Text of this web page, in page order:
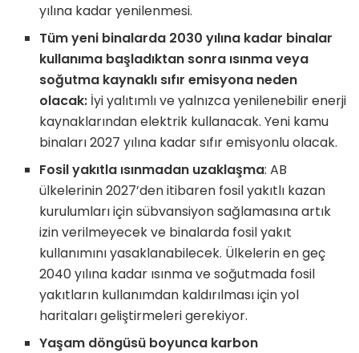
yılına kadar yenilenmesi.
Tüm yeni binalarda 2030 yılına kadar binalar
kullanıma başladıktan sonra ısınma veya
soğutma kaynaklı sıfır emisyona neden
olacak: İyi yalıtımlı ve yalnızca yenilenebilir enerji
kaynaklarından elektrik kullanacak. Yeni kamu
binaları 2027 yılına kadar sıfır emisyonlu olacak.
Fosil yakıtla ısınmadan uzaklaşma: AB
ülkelerinin 2027’den itibaren fosil yakıtlı kazan
kurulumları için sübvansiyon sağlamasına artık
izin verilmeyecek ve binalarda fosil yakıt
kullanımını yasaklanabilecek. Ülkelerin en geç
2040 yılına kadar ısınma ve soğutmada fosil
yakıtların kullanımdan kaldırılması için yol
haritaları geliştirmeleri gerekiyor.
Yaşam döngüsü boyunca karbon